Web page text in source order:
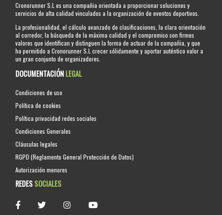
Cronorunner S.L es una compañia orientada a proporcionar soluciones y
servicios de alta calidad vinculados a la organización de eventos deportivos.
La profesionalidad, el cálculo avanzado de clasificaciones, la clara orientación
al corredor, la búsqueda de la máxima calidad y el compromiso son firmes
valores que identifican y distinguen la forma de actuar de la compañia, y que
ha permitido a Cronorunner S.L crecer sólidamente y aportar auténtico valor a
un gran conjunto de organizadores.
DOCUMENTACIÓNLEGAL
Condiciones de uso
Política de cookies
Política privacidad redes sociales
Condiciones Generales
Cláusulas legales
RGPD (Reglamento General Protección de Datos)
Autorización menores
REDESSOCIALES